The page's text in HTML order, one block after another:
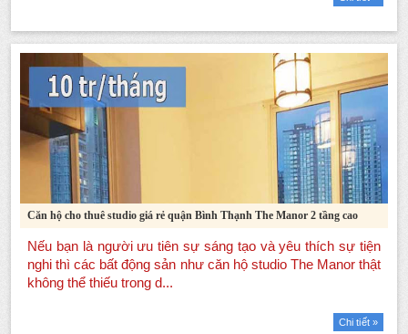
Căn hộ cho thuê studio giá rẻ quận Bình Thạnh The Manor 2 tầng cao
Chi tiết »